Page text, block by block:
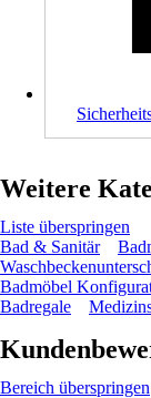
Weitere
Liste überspringen
Bad & Sanitär
Badmöbel
Badregale
Bereich überspringen